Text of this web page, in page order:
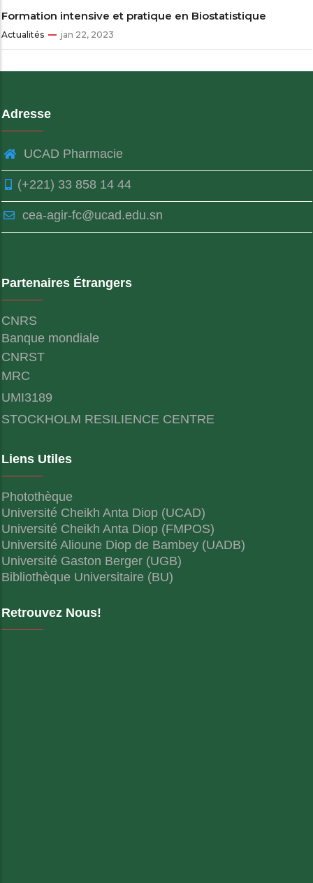
Formation intensive et pratique en Biostatistique
Actualités jan 22, 2023
Adresse
UCAD Pharmacie
(+221) 33 858 14 44
cea-agir-fc@ucad.edu.sn
Partenaires Étrangers
CNRS
Banque mondiale
CNRST
MRC
UMI3189
STOCKHOLM RESILIENCE CENTRE
Liens Utiles
Photothèque
Université Cheikh Anta Diop (UCAD)
Université Cheikh Anta Diop (FMPOS)
Université Alioune Diop de Bambey (UADB)
Université Gaston Berger (UGB)
Bibliothèque Universitaire (BU)
Retrouvez Nous!